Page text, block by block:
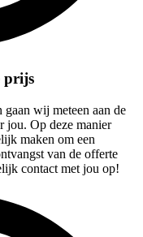
prijs
wij meteen aan de
jou. Op deze manier
maken om een
van de offerte
contact met jou op!